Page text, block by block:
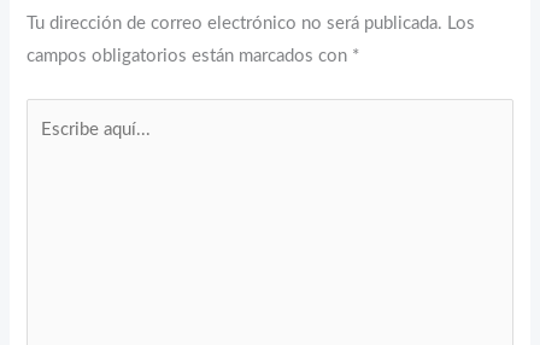
Tu dirección de correo electrónico no será publicada. Los
campos obligatorios están marcados con *